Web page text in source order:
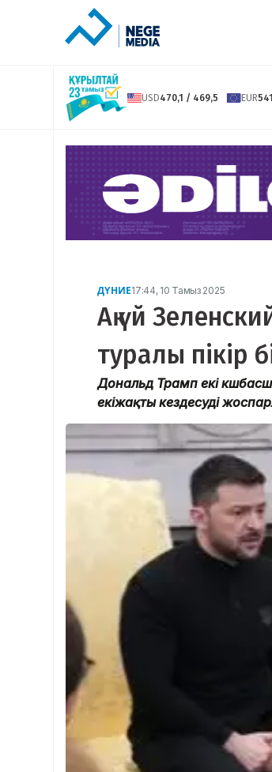
USD470,1 / 469,5 EUR
ДҮНИЕ17:44, 10 Тамыз 2025
Ақ үй
туралы пікір
Дональд Трамп екі
екіжақты кездесуді